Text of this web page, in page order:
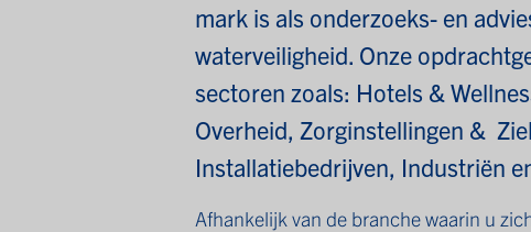
mark is als onderzoeks- en
waterveiligheid. Onze
sectoren zoals: Hotels &
Overheid, Zorginstellingen &
Installatiebedrijven, Industriën
Afhankelijk van de branche waarin u